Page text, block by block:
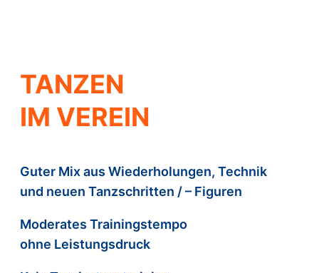
regulären Versammlung warten können.
Ausführliche Informationen dazu stehen in
der Satzung unter https://tanzclub-
TANZEN
IM VEREIN
Guter Mix aus Wiederholungen, Technik
und neuen Tanzschritten / – Figuren
Moderates Trainingstempo
ohne Leistungsdruck